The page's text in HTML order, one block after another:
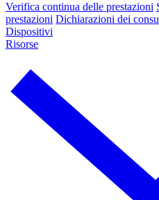
Verifica continua delle prestazioni
prestazioni Dichiarazioni dei
Dispositivi
Risorse